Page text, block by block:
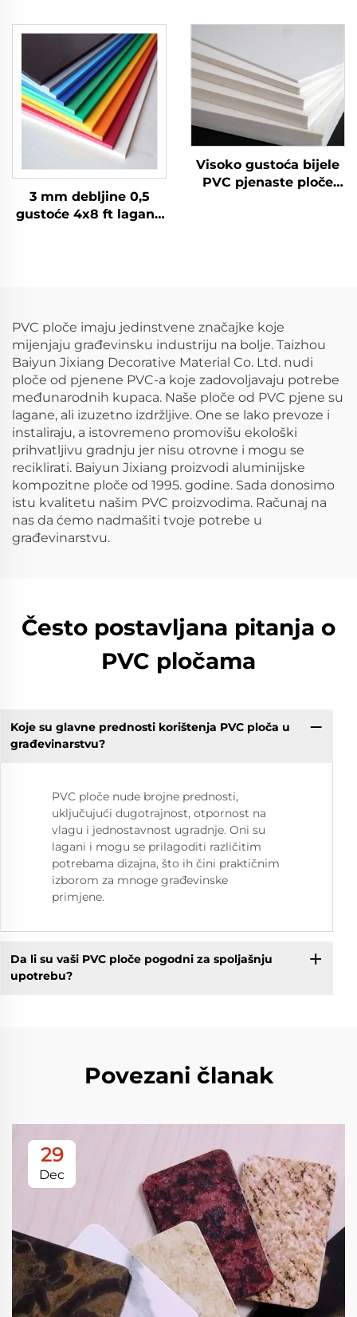
- prilagođene veličine i
3 mm debljine 0,5
gustoće 4x8 ft lagane
Visoko gustoća bijele
PVC pjenaste ploče
PVC ploče imaju jedinstvene značajke koje
mijenjaju građevinsku industriju na bolje. Taizhou
Baiyun Jixiang Decorative Material Co. Ltd. nudi
ploče od pjenene PVC-a koje zadovoljavaju potrebe
međunarodnih kupaca. Naše ploče od PVC pjene su
lagane, ali izuzetno izdržljive. One se lako prevoze i
instaliraju, a istovremeno promovišu ekološki
prihvatljivu gradnju jer nisu otrovne i mogu se
reciklirati. Baiyun Jixiang proizvodi aluminijske
kompozitne ploče od 1995. godine. Sada donosimo
istu kvalitetu našim PVC proizvodima. Računaj na
nas da ćemo nadmašiti tvoje potrebe u
građevinarstvu.
Često postavljana pitanja o
PVC pločama
Koje su glavne prednosti korištenja PVC ploča u
građevinarstvu?
PVC ploče nude brojne prednosti,
uključujući dugotrajnost, otpornost na
vlagu i jednostavnost ugradnje. Oni su
lagani i mogu se prilagoditi različitim
potrebama dizajna, što ih čini praktičnim
izborom za mnoge građevinske
primjene.
Da li su vaši PVC ploče pogodni za spoljašnju
upotrebu?
Povezani članak
29
Dec